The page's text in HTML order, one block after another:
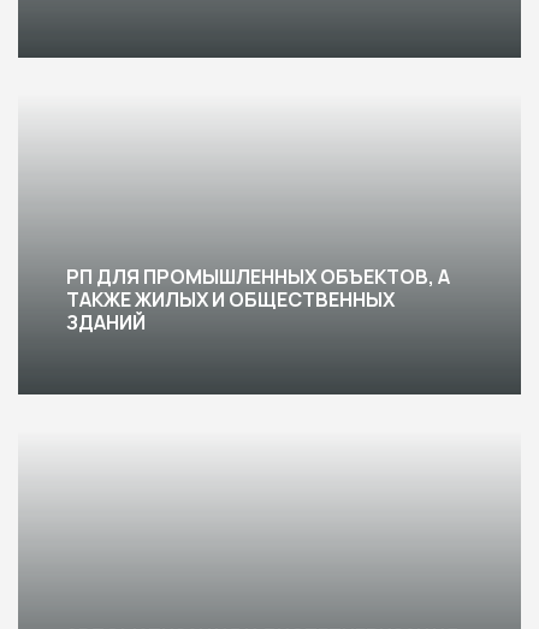
РП ДЛЯ ПРОМЫШЛЕННЫХ ОБЪЕКТОВ, А
ТАКЖЕ ЖИЛЫХ И ОБЩЕСТВЕННЫХ
ЗДАНИЙ